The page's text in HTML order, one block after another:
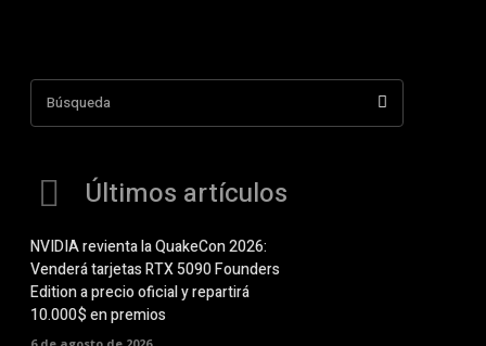
Búsqueda
Últimos artículos
NVIDIA revienta la QuakeCon 2026:
Venderá tarjetas RTX 5090 Founders
Edition a precio oficial y repartirá
10.000$ en premios